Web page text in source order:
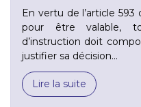
En vertu de l’article
pour être valable,
d’instruction doit
justifier sa décision...
Lire la suite